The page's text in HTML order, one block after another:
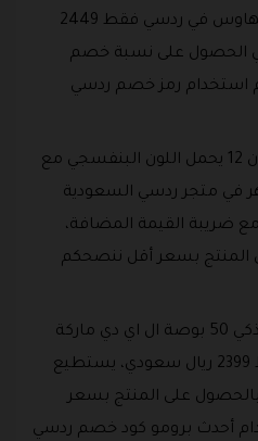
شهر ماركة وايت وستنجهاوس في ردسي فقط 2449
الحصول على نسبة خصم
استخدام رمز خصم ردسي
بلغ سعر شراء جوال ايفون 12 يحمل اللون البنفسجي مع
ضمان لمدة 24 شهر في متجر ردسي السعودية
مع ضريبة القيمة المضافة،
المنتج بسعر أقل ننصحكم
بلغ سعر شراء تليفزيون ذكي 50 بوصة ال اي دي ماركة
دورا في متجر ردسي فقط 2399 ريال سعودي، يستطيع
بالحصول على المنتج بسعر
أحدث برومو كود خصم ردسي